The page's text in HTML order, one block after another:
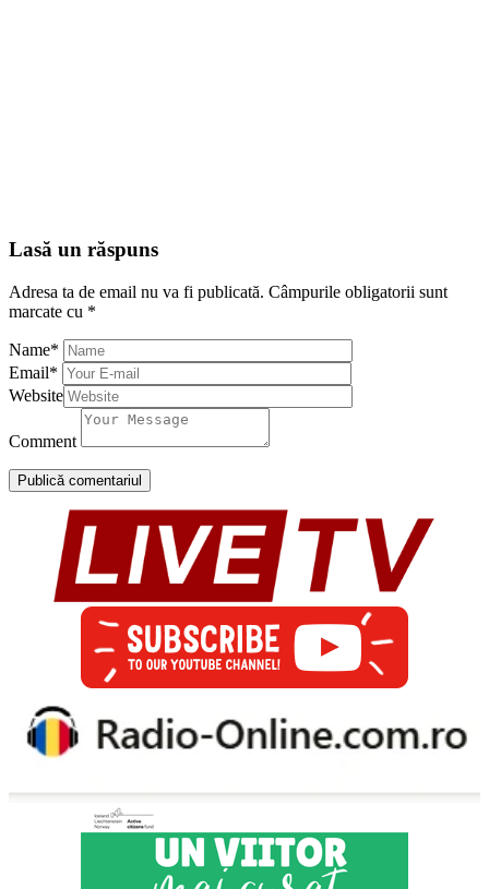
Lasă un răspuns
Adresa ta de email nu va fi publicată. Câmpurile obligatorii sunt
marcate cu *
Name*
Email*
Website
Comment